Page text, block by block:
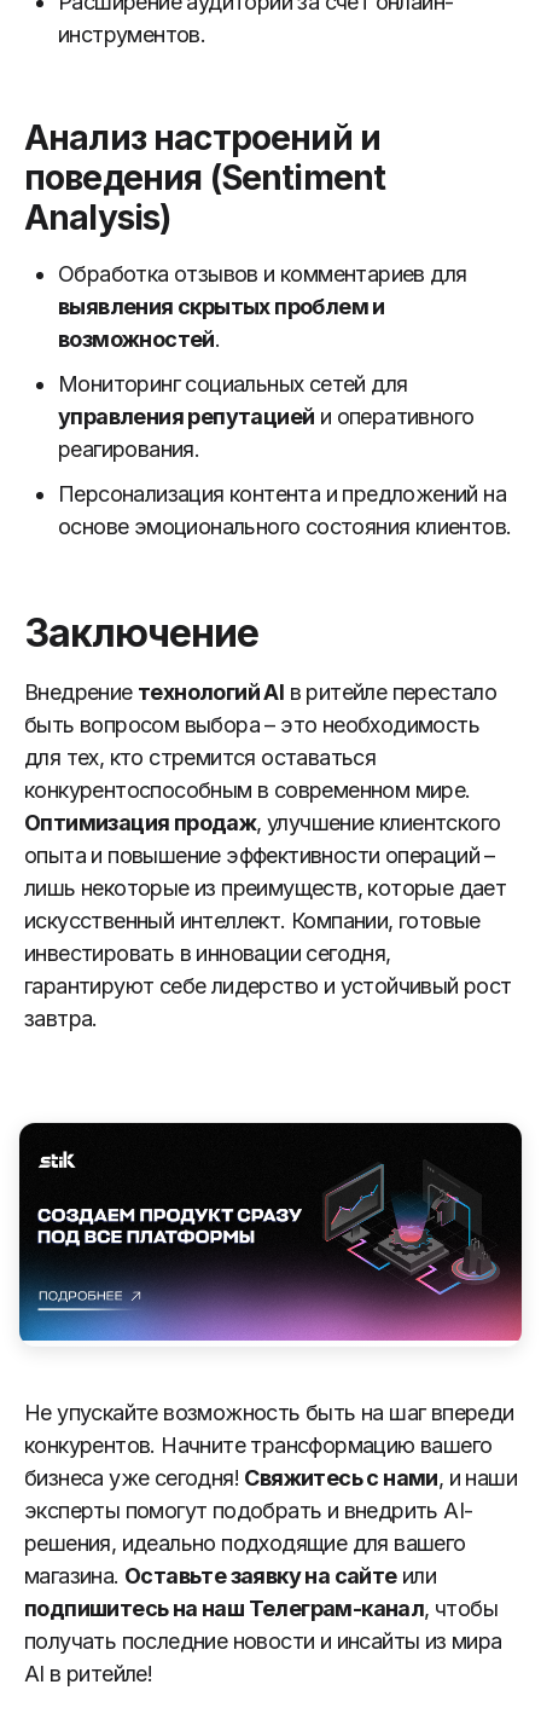
инструментов.
Анализ настроений и
поведения (Sentiment
Analysis)
Обработка отзывов и комментариев для
выявления скрытых проблем и
возможностей.
Мониторинг социальных сетей для
управления репутацией и оперативного
реагирования.
Персонализация контента и предложений на
основе эмоционального состояния клиентов.
Заключение
Внедрение технологий AI в ритейле перестало
быть вопросом выбора – это необходимость
для тех, кто стремится оставаться
конкурентоспособным в современном мире.
Оптимизация продаж, улучшение клиентского
опыта и повышение эффективности операций –
лишь некоторые из преимуществ, которые дает
искусственный интеллект. Компании, готовые
инвестировать в инновации сегодня,
гарантируют себе лидерство и устойчивый рост
завтра.
Не упускайте возможность быть на шаг впереди
конкурентов. Начните трансформацию вашего
бизнеса уже сегодня! Свяжитесь с нами, и наши
эксперты помогут подобрать и внедрить AI-
решения, идеально подходящие для вашего
магазина. Оставьте заявку на сайтеили
подпишитесь на наш Телеграм-канал, чтобы
получать последние новости и инсайты из мира
AI в ритейле!